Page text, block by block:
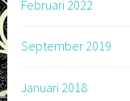
Februari 2022
September 2019
Januari 2018